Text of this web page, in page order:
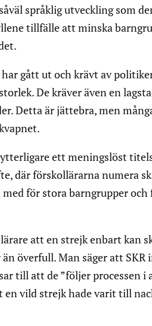
språklig utveckling som
tillfälle att minska
gått ut och krävt av
De kräver även en
Detta är jättebra, men
ett meningslöst
där förskollärarna numera
för stora barngrupper och
att en strejk enbart kan
överfull. Man säger att SKR
till att de ”följer processen i
en vild strejk hade varit till